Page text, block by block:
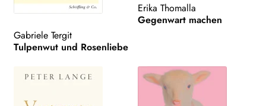
Gabriele Tergit
Tulpenwut und Rosenliebe
Erika Thomalla
Gegenwart machen